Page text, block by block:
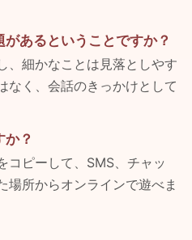
あるということですか？
、細かなことは見落としやす
なく、会話のきっかけとして
？
コピーして、SMS、チャッ
場所からオンラインで遊べま